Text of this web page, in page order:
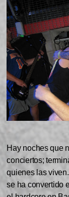
Hay noches que
conciertos;
quienes las
se ha convertido